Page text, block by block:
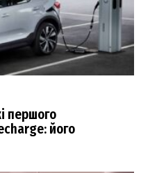
першого
його